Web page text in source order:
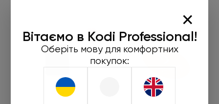
×
Вітаємо в Kodi Professional!
Оберіть мову для комфортних
покупок: